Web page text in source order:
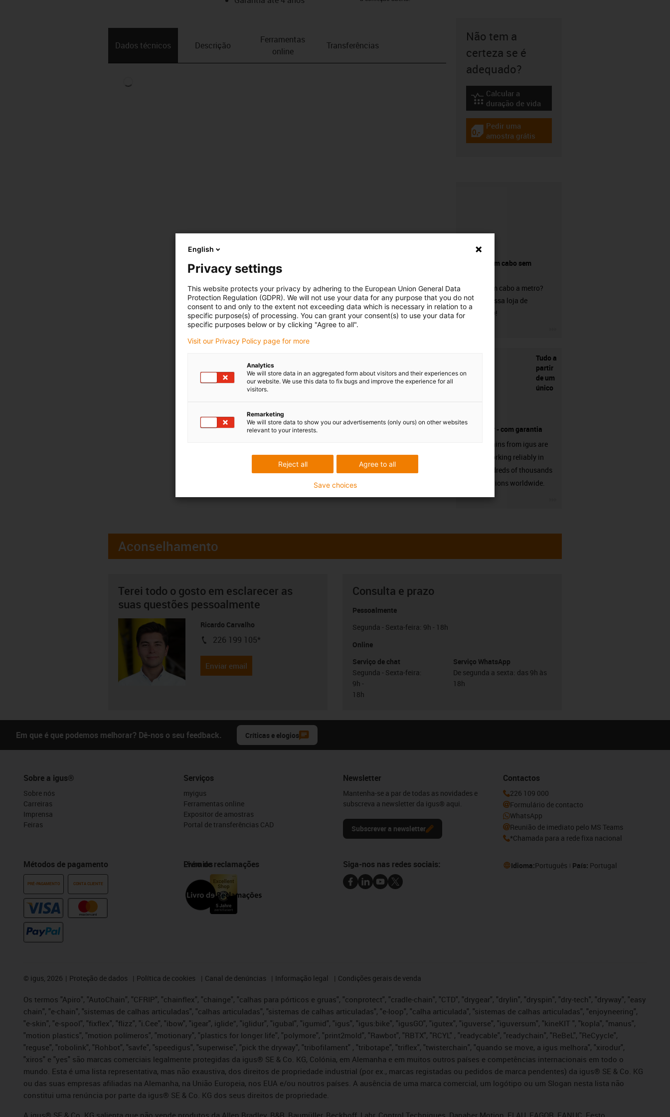
Dados técnicos Descrição
Ferramentas
online
Transferências
Não tem a
certeza se é
adequado?
igus-icon-lebensdauerrechner
Calcular a
duração de vida
igus-icon-gratismuster
Pedir uma
amostra grátis
Comprar um cabo sem
Procura um cabo a metro?
Visite a nossa loja de
chainflex®!
Tudo a
partir
de um
único
fornecedor - com garantia
Energy chains from igus are
already working reliably in
many hundreds of thousands
of applications worldwide.
Aconselhamento
Terei todo o gosto em esclarecer as
suas questões pessoalmente
Ricardo Carvalho
igus-icon-phone
226 199 105*
Enviar email
Consulta e prazo
Pessoalmente
Segunda - Sexta-feira: 9h - 18h
Online
Serviço de chat
Segunda - Sexta-feira:
9h -
18h
Serviço WhatsApp
De segunda a sexta: das 9h às
18h
Em que é que podemos melhorar? Dê-nos o seu feedback. Críticas e elogios
Sobre a igus®
Sobre nós
Carreiras
Imprensa
Feiras
Métodos de pagamento
PRÉ-PAGAMENTO CONTA CLIENTE
Serviços
myigus
Ferramentas online
Expositor de amostras
Portal de transferências CAD
Prémios
Livro de reclamações
Newsletter
Mantenha-se a par de todas as novidades e
subscreva a newsletter da igus® aqui.
Subscrever a newsletter
Contactos
226 109 000
Formulário de contacto
WhatsApp
Reunião de imediato pelo MS Teams
*Chamada para a rede fixa nacional
Siga-nos nas redes sociais: Idioma:Português País: Portugal
© igus, 2026 Proteção de dados Política de cookies Canal de denúncias Informação legal Condições gerais de venda
Os termos "Apiro", "AutoChain", "CFRIP", "chainflex", "chainge", "calhas para pórticos e gruas", "conprotect", "cradle-chain", "CTD", "drygear", "drylin", "dryspin", "dry-tech", "dryway", "easy
chain", "e-chain", "sistemas de calhas articuladas", "calhas articuladas", "sistemas de calhas articuladas", "e-loop", "calha articulada", "sistemas de calhas articuladas", "enjoyneering",
"e-skin", "e-spool", "fixflex", "flizz", "i.Cee", "ibow", "igear", iglide”, "iglidur", "igubal", "igumid", "igus", "igus:bike", "igusGO", "igutex", "iguverse", "iguversum", "kineKIT ", "kopla", "manus",
"motion plastics", "motion polímeros", "motionary", "plastics for longer life", "polymore", "print2mold", "Rawbot", "RBTX", "RCYL" , "readycable", "readychain", "ReBeL", "ReCyycle",
"reguse", "robolink", "Rohbot", "savfe", "speedigus", "superwise", "pick the dryway", "tribofilament" , "tribotape", "triflex", "twisterchain", "quando se move, a igus melhora", "xirodur",
"xiros" e "yes" são marcas comerciais legalmente protegidas da igus® SE & Co. KG, Colónia, em Alemanha e em muitos outros países e competências internacionais em todo o
mundo. Esta é uma lista representativa, mas não exaustiva, dos direitos de propriedade industrial (por ex., marcas registadas ou pedidos de marca pendentes) da igus® SE & Co. KG
ou das suas empresas afiliadas na Alemanha, na União Europeia, nos EUA e/ou noutros países. A ausência de uma marca comercial, um logótipo ou um Slogan nesta lista não
constitui uma renúncia por parte da igus® SE & Co. KG dos seus direitos de propriedade.
A igus® SE & Co. KG salienta que não vende produtos da Allen Bradley, B&R, Baumüller, Beckhoff, Lahr, Control Techniques, Danaher Motion, ELAU, FAGOR, FANUC, Festo,
English
Privacy settings
This website protects your privacy by adhering to the European Union General Data
Protection Regulation (GDPR). We will not use your data for any purpose that you do not
consent to and only to the extent not exceeding data which is necessary in relation to a
specific purpose(s) of processing. You can grant your consent(s) to use your data for
specific purposes below or by clicking "Agree to all".
Visit our Privacy Policy page for more
Analytics
We will store data in an aggregated form about visitors and their experiences on
our website. We use this data to fix bugs and improve the experience for all
visitors.
Remarketing
We will store data to show you our advertisements (only ours) on other websites
relevant to your interests.
Agree to all
Reject all
Save choices